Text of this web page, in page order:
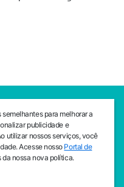
São Paulo, 01503-001
São Paulo, 01503-001
para melhorar a
publicidade e
utilizar nossos serviços, você
Acesse nosso Portal de
nossa nova política.